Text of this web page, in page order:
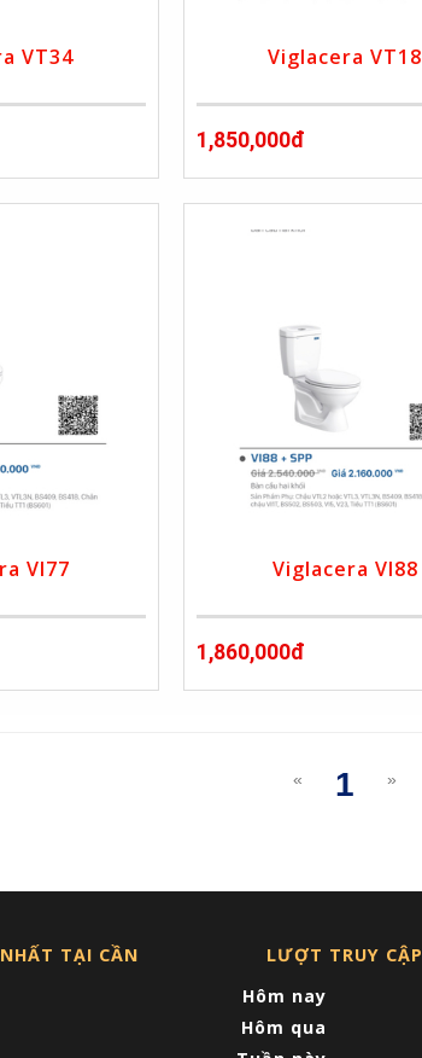
VT34 Viglacera VT18
1,850,000đ
VI77 Viglacera VI88
1,860,000đ
«
1
»
TẠI CẦN
LƯỢT TRUY CẬP
Hôm nay
Hôm qua